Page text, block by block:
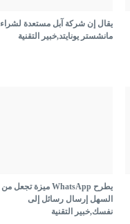
يقال إن شركة آبل مستعدة لشراء
مانشستر يونايتد,خبير التقنية
يطرح WhatsApp ميزة تجعل من
السهل إرسال رسائل إلى
نفسك,خبير التقنية